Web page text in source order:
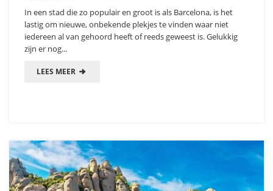
In een stad die zo populair en groot is als Barcelona, is het
lastig om nieuwe, onbekende plekjes te vinden waar niet
iedereen al van gehoord heeft of reeds geweest is. Gelukkig
zijn er nog...
LEES MEER